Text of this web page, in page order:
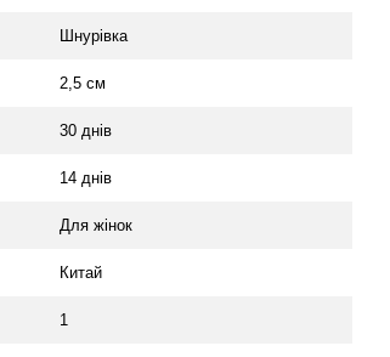
Шнурівка
2,5 см
30 днів
14 днів
Для жінок
Китай
1